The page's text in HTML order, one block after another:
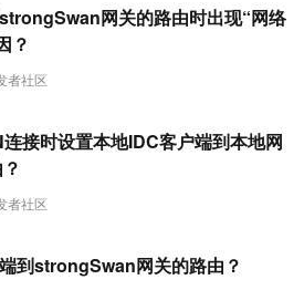
者社区
网关的路由时出现“网络
？
者社区
接时设置本地IDC客户端到本地网
到strongSwan网关的路由？